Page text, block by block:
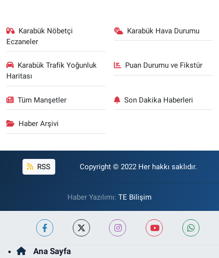
Karabük Nöbetçi
Eczaneler
Karabük Hava Durumu
Karabük Trafik Yoğunluk
Haritası
Puan Durumu ve Fikstür
Tüm Manşetler Son Dakika Haberleri
Haber Arşivi
RSS Copyright © 2022 Her hakkı saklıdır.
Haber Yazılımı: TE Bilişim
Ana Sayfa